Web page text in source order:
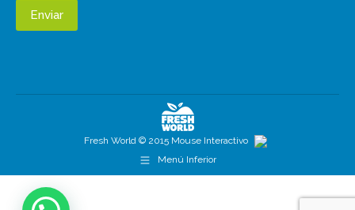
Enviar
Fresh World © 2015 Mouse Interactivo
Menú Inferior